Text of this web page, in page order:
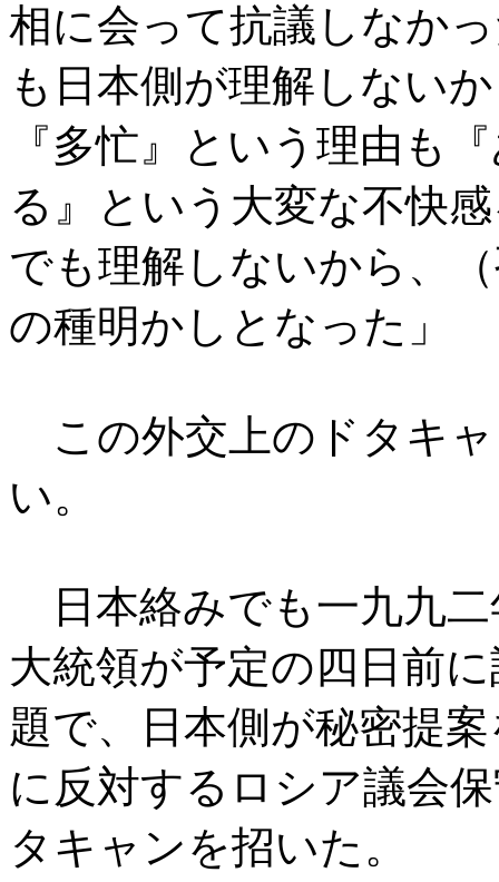
相に会って抗議しなか
も日本側が理解しない
『多忙』という理由も
る』という大変な不快
でも理解しないから、
の種明かしとなった」
この外交上のドタキ
い。
日本絡みでも一九九
大統領が予定の四日前
題で、日本側が秘密提
に反対するロシア議会
タキャンを招いた。